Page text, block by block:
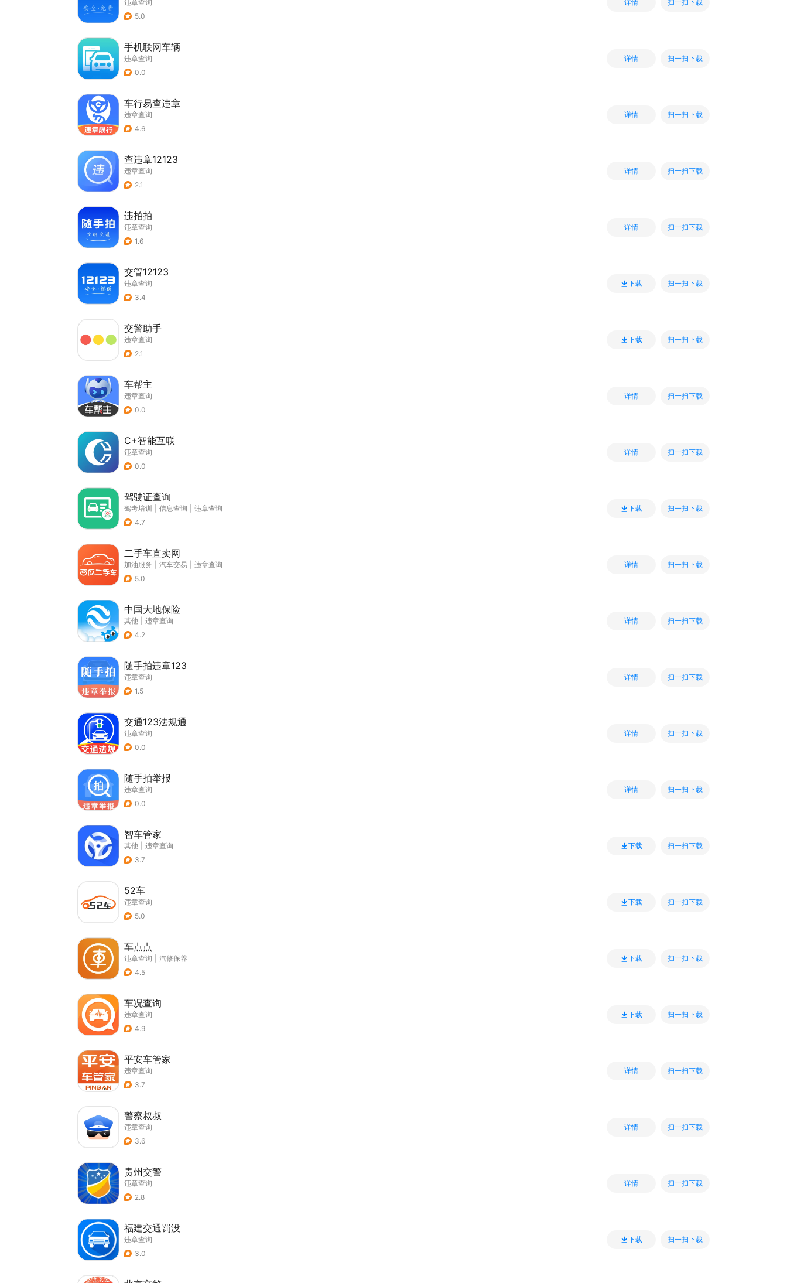
违章查询
5.0
详情 扫一扫下载
手机联网车辆
违章查询
0.0
详情 扫一扫下载
车行易查违章
违章查询
4.6
详情 扫一扫下载
查违章12123
违章查询
2.1
详情 扫一扫下载
违拍拍
违章查询
1.6
详情 扫一扫下载
交管12123
违章查询
3.4
下载 扫一扫下载
交警助手
违章查询
2.1
下载 扫一扫下载
车帮主
违章查询
0.0
详情 扫一扫下载
C+智能互联
违章查询
0.0
详情 扫一扫下载
驾驶证查询
驾考培训 信息查询
违章查询
4.7
下载 扫一扫下载
二手车直卖网
加油服务 汽车交易
违章查询
5.0
详情 扫一扫下载
中国大地保险
其他
违章查询
4.2
详情 扫一扫下载
随手拍违章123
违章查询
1.5
详情 扫一扫下载
交通123法规通
违章查询
0.0
详情 扫一扫下载
随手拍举报
违章查询
0.0
详情 扫一扫下载
智车管家
其他
违章查询
3.7
下载 扫一扫下载
52车
违章查询
5.0
下载 扫一扫下载
车点点
违章查询
汽修保养
4.5
下载 扫一扫下载
车况查询
违章查询
4.9
下载 扫一扫下载
平安车管家
违章查询
3.7
详情 扫一扫下载
警察叔叔
违章查询
3.6
详情 扫一扫下载
贵州交警
违章查询
2.8
详情 扫一扫下载
福建交通罚没
违章查询
3.0
下载 扫一扫下载